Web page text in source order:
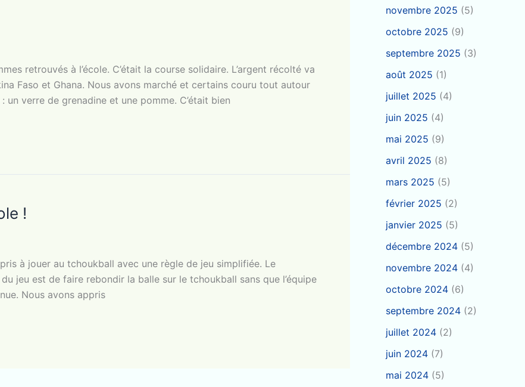
retrouvés à l’école. C’était la course solidaire. L’argent récolté va
Faso et Ghana. Nous avons marché et certains couru tout autour
un verre de grenadine et une pomme. C’était bien
!
à jouer au tchoukball avec une règle de jeu simplifiée. Le
jeu est de faire rebondir la balle sur le tchoukball sans que l’équipe
Nous avons appris
novembre 2025 (5)
octobre 2025 (9)
septembre 2025 (3)
août 2025 (1)
juillet 2025 (4)
juin 2025 (4)
mai 2025 (9)
avril 2025 (8)
mars 2025 (5)
février 2025 (2)
janvier 2025 (5)
décembre 2024 (5)
novembre 2024 (4)
octobre 2024 (6)
septembre 2024 (2)
juillet 2024 (2)
juin 2024 (7)
mai 2024 (5)